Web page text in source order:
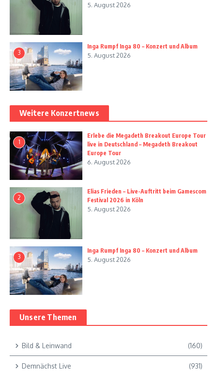
5. August 2026
3
Inga Rumpf Inga 80 – Konzert und Album
5. August 2026
Weitere Konzertnews
1
Erlebe die Megadeth Breakout Europe Tour
live in Deutschland – Megadeth Breakout
Europe Tour
6. August 2026
2
Elias Frieden – Live-Auftritt beim Gamescom
Festival 2026 in Köln
5. August 2026
3
Inga Rumpf Inga 80 – Konzert und Album
5. August 2026
Unsere Themen
Bild & Leinwand (160)
Demnächst Live (931)